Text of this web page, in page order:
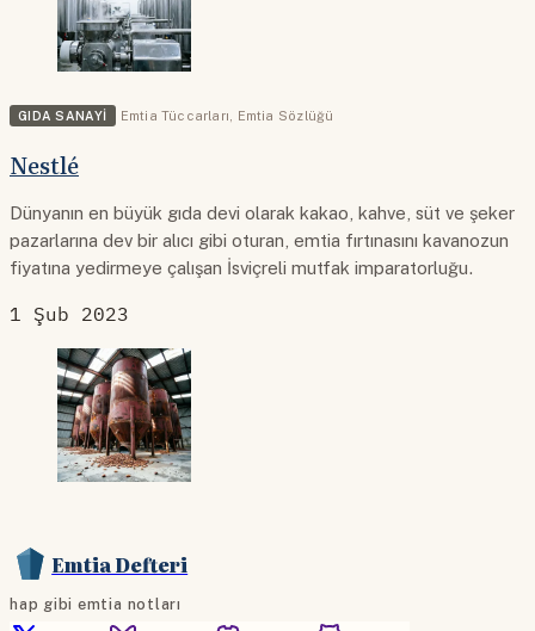
GIDA SANAYI Emtia Tüccarları Emtia Sözlüğü
Nestlé
Dünyanın en büyük gıda devi olarak kakao, kahve, süt ve şeker
pazarlarına dev bir alıcı gibi oturan, emtia fırtınasını kavanozun
fiyatına yedirmeye çalışan İsviçreli mutfak imparatorluğu.
1 Şub 2023
Emtia Defteri
hap gibi emtia notları